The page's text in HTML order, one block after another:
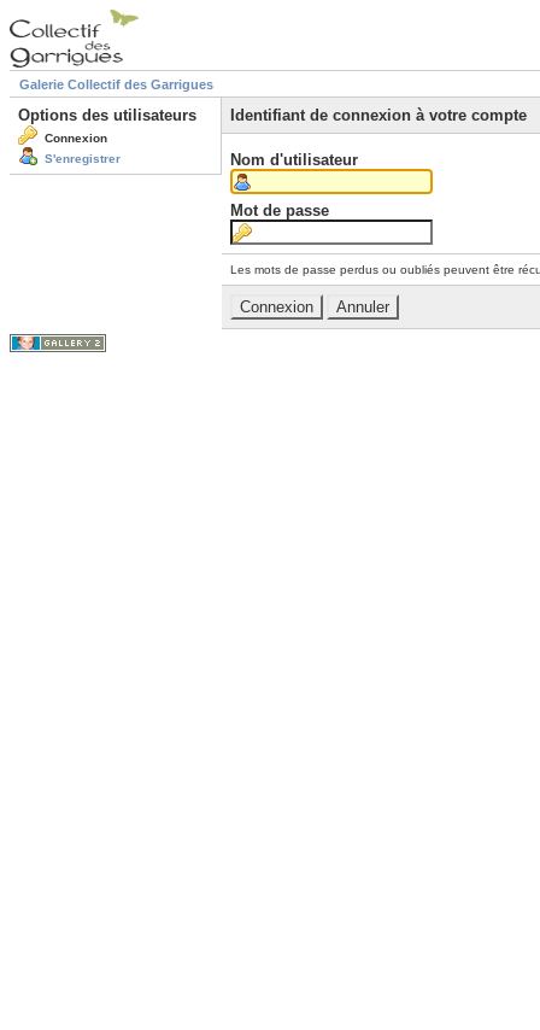
Galerie Collectif des Garrigues
Options des utilisateurs
Connexion
S'enregistrer
Identifiant de connexion à votre compte
Nom d'utilisateur
Mot de passe
Les mots de passe perdus ou oubliés peuvent être